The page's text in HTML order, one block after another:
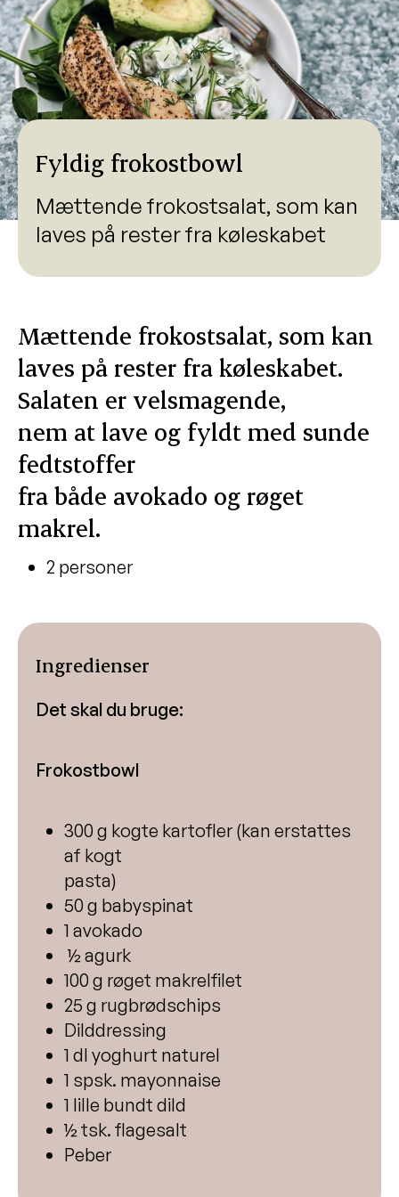
Fyldig frokostbowl
Mættende frokostsalat, som kan
laves på rester fra køleskabet
Mættende frokostsalat, som kan
laves på rester fra køleskabet.
Salaten er velsmagende,
nem at lave og fyldt med sunde
fedtstoffer
fra både avokado og røget
makrel.
2 personer
Ingredienser
Det skal du bruge:
Frokostbowl
300 g kogte kartofler (kan erstattes
af kogt
pasta)
50 g babyspinat
1 avokado
½ agurk
100 g røget makrelfilet
25 g rugbrødschips
Dilddressing
1 dl yoghurt naturel
1 spsk. mayonnaise
1 lille bundt dild
½ tsk. flagesalt
Peber